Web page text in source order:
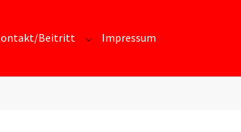
for "Berichte und Daten"
Beitritt Submenu for "Kontakt/Beitritt"
Impressum